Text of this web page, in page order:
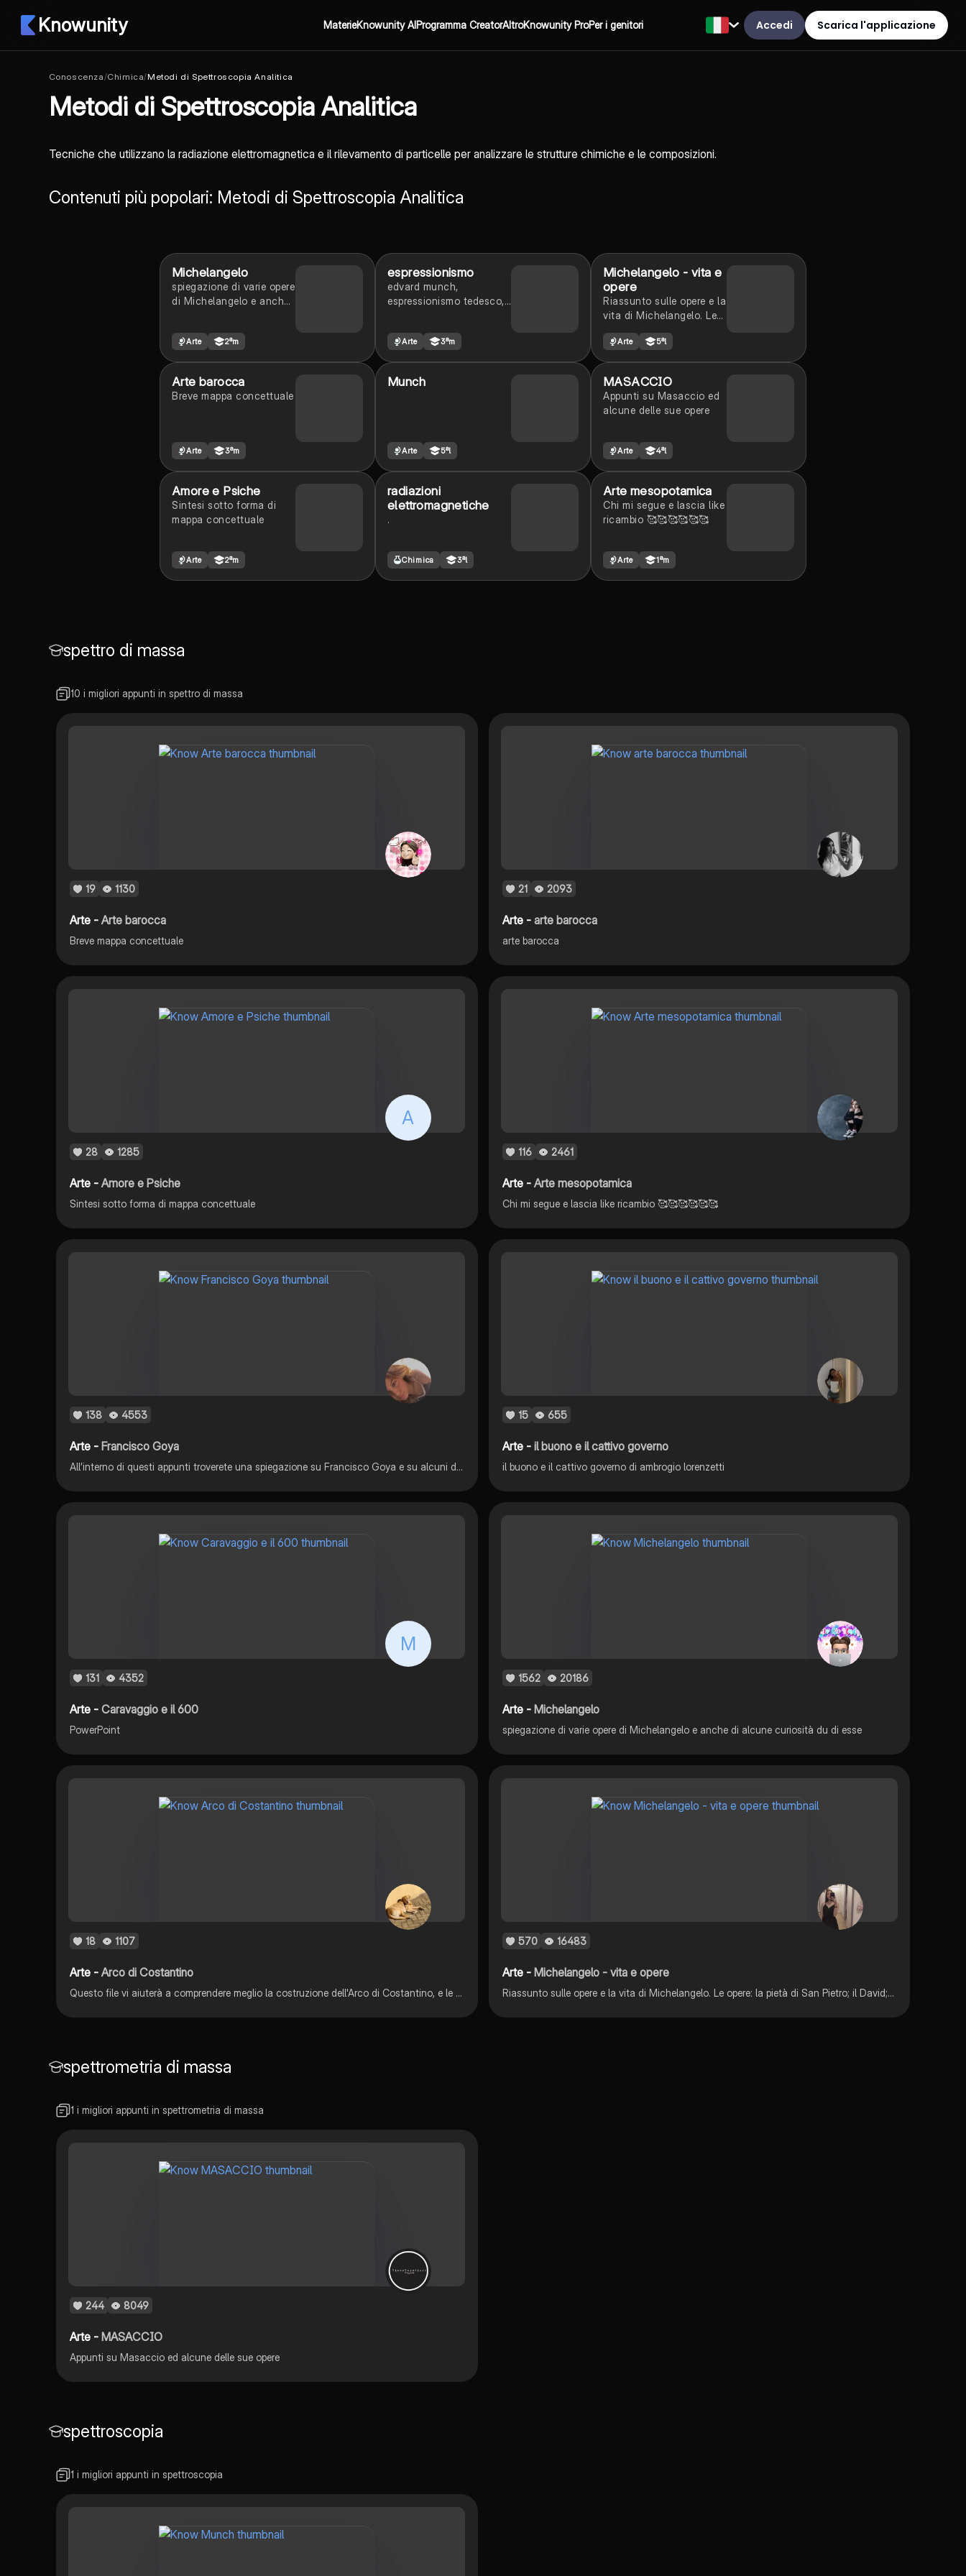
Knowunity MaterieKnowunity AIProgramma CreatorAltroKnowunity ProPer i genitori Accedi Scarica l'applicazione
Conoscenza/Chimica/Metodi di Spettroscopia Analitica
Metodi di Spettroscopia Analitica
Tecniche che utilizzano la radiazione elettromagnetica e il rilevamento di particelle per analizzare le strutture chimiche e le composizioni.
Contenuti più popolari: Metodi di Spettroscopia Analitica
Michelangelo
spiegazione di varie opere
di Michelangelo e anche
Arte 2ªm
espressionismo
edvard munch,
espressionismo tedesco,
Arte 3ªm
Michelangelo - vita e
opere
Riassunto sulle opere e la
vita di Michelangelo. Le
Pietro; il David; il tondo
donala tomba di Giulio
Sistina; il giudizio
universale; la piazza del
Campidoglio e la basilica
Arte 5ªl
Arte barocca
Breve mappa concettuale
Arte 3ªm
Munch
Arte 5ªl
MASACCIO
Appunti su Masaccio ed
alcune delle sue opere
Arte 4ªl
Amore e Psiche
Sintesi sotto forma di
mappa concettuale
Arte 2ªm
radiazioni
elettromagnetiche
.
Chimica 3ªl
Arte mesopotamica
Chi mi segue e lascia like
ricambio 🥰🥰🥰🥰🥰🥰
Arte 1ªm
spettro di massa
10 i migliori appunti in spettro di massa
19 1130
Arte -Arte barocca
Breve mappa concettuale
21 2093
Arte - arte barocca
arte barocca
A
28 1285
Arte -Amore e Psiche
Sintesi sotto forma di mappa concettuale
116 2461
Arte - Arte mesopotamica
Chi mi segue e lascia like ricambio 🥰🥰🥰🥰🥰🥰
138 4553
Arte -Francisco Goya
All’interno di questi appunti troverete una spiegazione su Francisco Goya e su alcuni dei suoi dipinti più importanti. In questa interrogazione ho preso 9-.
15 655
Arte - il buono e il cattivo governo
il buono e il cattivo governo di ambrogio lorenzetti
M
131 4352
Arte -Caravaggio e il 600
PowerPoint
1562 20186
Arte - Michelangelo
spiegazione di varie opere di Michelangelo e anche di alcune curiosità du di esse
18 1107
Arte -Arco di Costantino
Questo file vi aiuterà a comprendere meglio la costruzione dell'Arco di Costantino, e le conseguenze che ci saranno nella storiografia futura dell'arte europea.
570 16483
Arte - Michelangelo - vita e opere
Riassunto sulle opere e la vita di Michelangelo. Le opere: la pietà di San Pietro; il David; il tondo donala tomba di Giulio II; la volta della Capella Sistina; il giudizio universale; la piazza del Campidoglio e la basilica di San Pietro
spettrometria di massa
1 i migliori appunti in spettrometria di massa
244 8049
Arte -MASACCIO
Appunti su Masaccio ed alcune delle sue opere
spettroscopia
1 i migliori appunti in spettroscopia